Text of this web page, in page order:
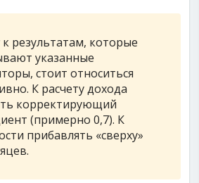
результатам, которые
указанные
стоит относиться
К расчету дохода
корректирующий
(примерно 0,7). К
прибавлять «сверху»